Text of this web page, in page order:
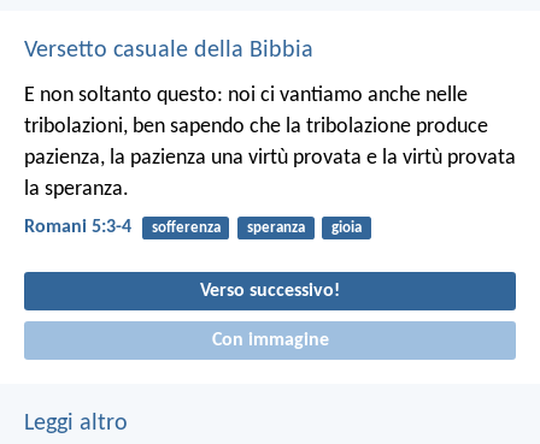
Versetto casuale della Bibbia
E non soltanto questo: noi ci vantiamo anche nelle
tribolazioni, ben sapendo che la tribolazione produce
pazienza, la pazienza una virtù provata e la virtù provata
la speranza.
Romani 5:3-4 sofferenza speranza gioia
Verso successivo!
Con immagine
Leggi altro